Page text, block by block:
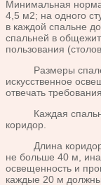
Минимальная
4,5 м2; на одного
в каждой спальне
спальней в
пользования
Размеры спален
искусственное
отвечать
Каждая спальня
коридор.
Длина коридора
не больше 40 м,
освещенность и
каждые 20 м